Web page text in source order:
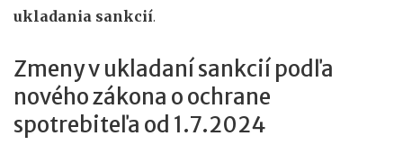
ukladania sankcií.
Zmeny v ukladaní sankcií podľa
nového zákona o ochrane
spotrebiteľa od 1.7.2024